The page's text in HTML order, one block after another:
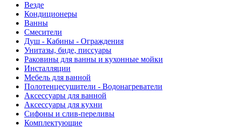
Везде
Кондиционеры
Ванны
Смесители
Душ - Кабины - Ограждения
Унитазы, биде, писсуары
Раковины для ванны и кухонные мойки
Инсталляции
Мебель для ванной
Полотенцесушители - Водонагреватели
Аксессуары для ванной
Аксессуары для кухни
Сифоны и слив-переливы
Комплектующие